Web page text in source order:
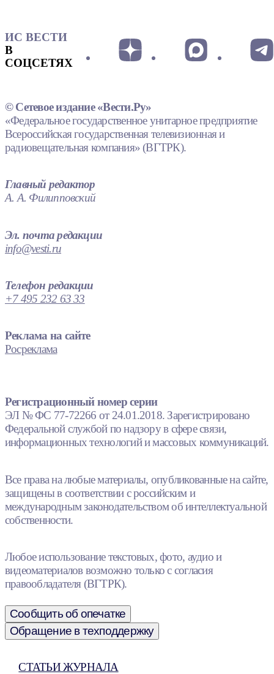
ИС ВЕСТИ
В
СОЦСЕТЯХ
© Сетевое издание «Вести.Ру»
«Федеральное государственное унитарное предприятие
Всероссийская государственная телевизионная и
радиовещательная компания» (ВГТРК).
Главный редактор
А. А. Филипповский
Эл. почта редакции
info@vesti.ru
Телефон редакции
+7 495 232 63 33
Реклама на сайте
Росреклама
Регистрационный номер серии
ЭЛ № ФС 77-72266 от 24.01.2018. Зарегистрировано
Федеральной службой по надзору в сфере связи,
информационных технологий и массовых коммуникаций.
Все права на любые материалы, опубликованные на сайте,
защищены в соответствии с российским и
международным законодательством об интеллектуальной
собственности.
Любое использование текстовых, фото, аудио и
видеоматериалов возможно только с согласия
правообладателя (ВГТРК).
Сообщить об опечатке
Обращение в техподдержку
СТАТЬИ ЖУРНАЛА